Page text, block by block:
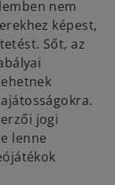
nem
képest,
Sőt, az
jogi
lenne